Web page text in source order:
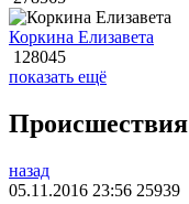
Коркина Елизавета
128045
показать ещё
Происшествия
назад
05.11.2016 23:56 25939